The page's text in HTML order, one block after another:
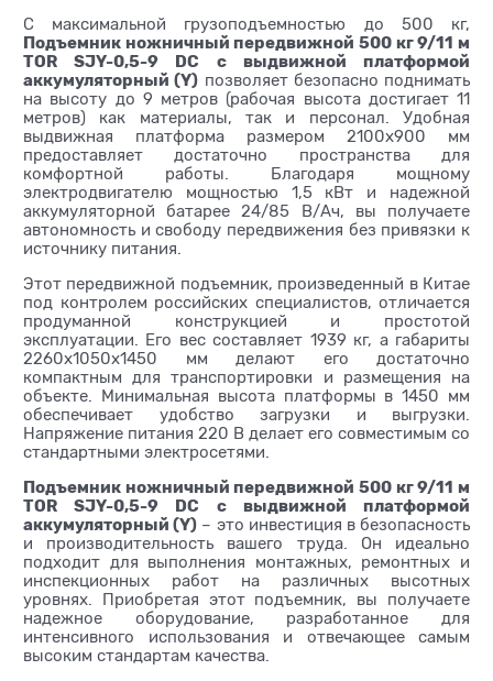
С максимальной грузоподъемностью до 500 кг,
Подъемник ножничный передвижной 500 кг 9/11 м
TOR SJY-0,5-9 DC с выдвижной платформой
аккумуляторный (Y) позволяет безопасно поднимать
на высоту до 9 метров (рабочая высота достигает 11
метров) как материалы, так и персонал. Удобная
выдвижная платформа размером 2100х900 мм
предоставляет достаточно пространства для
комфортной работы. Благодаря мощному
электродвигателю мощностью 1,5 кВт и надежной
аккумуляторной батарее 24/85 В/Ач, вы получаете
автономность и свободу передвижения без привязки к
источнику питания.
Этот передвижной подъемник, произведенный в Китае
под контролем российских специалистов, отличается
продуманной конструкцией и простотой
эксплуатации. Его вес составляет 1939 кг, а габариты
2260х1050х1450 мм делают его достаточно
компактным для транспортировки и размещения на
объекте. Минимальная высота платформы в 1450 мм
обеспечивает удобство загрузки и выгрузки.
Напряжение питания 220 В делает его совместимым со
стандартными электросетями.
Подъемник ножничный передвижной 500 кг 9/11 м
TOR SJY-0,5-9 DC с выдвижной платформой
аккумуляторный (Y) – это инвестиция в безопасность
и производительность вашего труда. Он идеально
подходит для выполнения монтажных, ремонтных и
инспекционных работ на различных высотных
уровнях. Приобретая этот подъемник, вы получаете
надежное оборудование, разработанное для
интенсивного использования и отвечающее самым
высоким стандартам качества.